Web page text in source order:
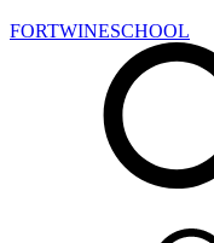
FORTWINESCHOOL